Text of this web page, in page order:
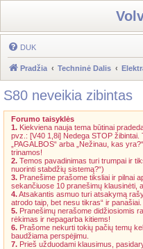
DUK
Pradžia Techninė Dalis
S80 neveikia zibintas
Forumo taisyklės
1. Kiekviena nauja tema būtinai
pvz.: [V40 1,8i] Nedega STOP žibintai.
„PAGALBOS“ arba „Nežinau, kas
trinamos!
2. Temos pavadinimas turi trumpai ir
nuorinti stabdžių sistemą?“)
3. Pranešime prašome tiksliai ir pilnai
sekančiuose 10 pranešimų klausinėti,
4.Atsakantis asmuo turi atsakymą
atrodo taip, bet nesu tikras“ ir
5. Pranešimų nerašome didžiosiomis
rėkimas ir nepagarba kitiems!
6. Prašome nekurti tokių pačių temų
baudžiama perspėjimu.
7. Prieš užduodami klausimus,